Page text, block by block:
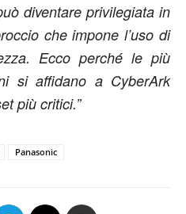
diventare privilegiata in
che impone l’uso di
Ecco perché le più
si affidano a CyberArk
più critici.”
Panasonic